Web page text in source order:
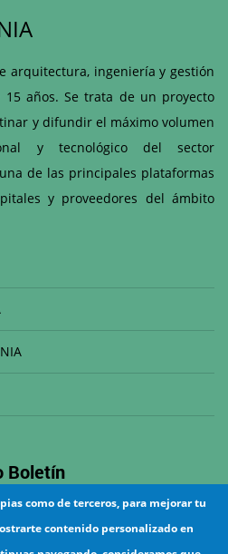
arquitectura, ingeniería y gestión
años. Se trata de un proyecto
y difundir el máximo volumen
y tecnológico del sector
de las principales plataformas
y proveedores del ámbito
Boletín
como de terceros, para mejorar tu
contenido personalizado en